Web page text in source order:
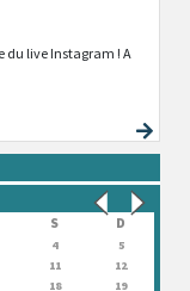
du live Instagram ! A
S D
4
5
11
12
18
19